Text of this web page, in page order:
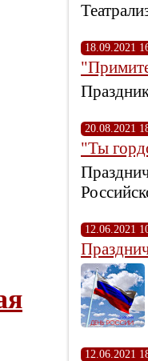
18.09.2021
20.08.2021
"Ты
12.06.2021
12.06.2021